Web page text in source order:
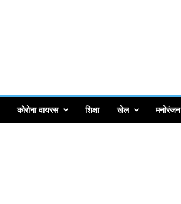
कोरोना वायरस शिक्षा खेल मनोरंजन